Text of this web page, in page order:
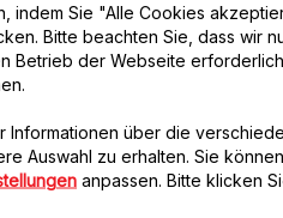
Mehl bestäuben.
in den Behälter geben.
30 Sek. lang auf Stufe 4 im
die Kuchenform geben.
geben und 30 Sek. lang auf Stufe
indem Sie "Alle Cookies
Bitte beachten Sie, dass wir
Betrieb der Webseite
Informationen über die
Auswahl zu erhalten. Sie
anpassen. Bitte klicken